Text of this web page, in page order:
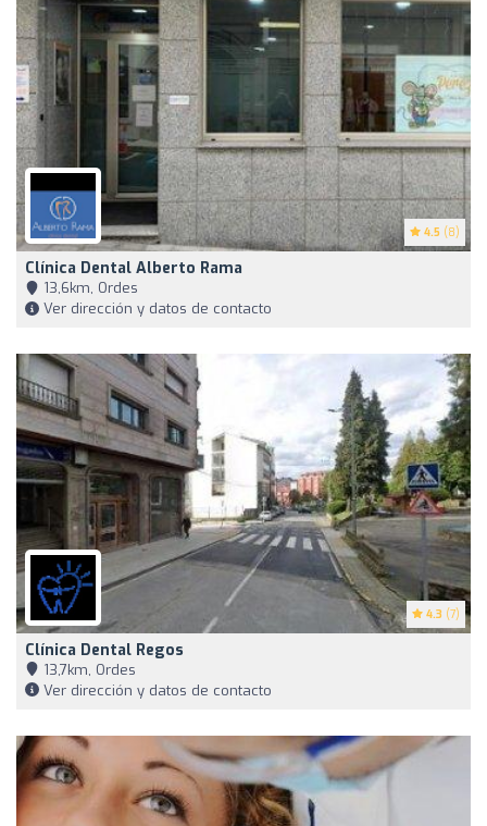
4.5 (8)
Clínica Dental Alberto Rama
13,6km, Ordes
Ver dirección y datos de contacto
4.3 (7)
Clínica Dental Regos
13,7km, Ordes
Ver dirección y datos de contacto